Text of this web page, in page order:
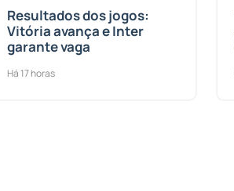
Resultados dos jogos:
Vitória avança e Inter
garante vaga
Há 17 horas